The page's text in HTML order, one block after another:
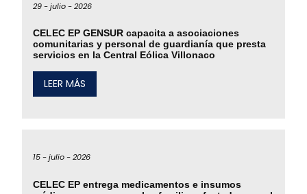
29 -julio -2026
CELEC EP GENSUR capacita a asociaciones
comunitarias y personal de guardianía que presta
servicios en la Central Eólica Villonaco
LEER MÁS
15 -julio -2026
CELEC EP entrega medicamentos e insumos